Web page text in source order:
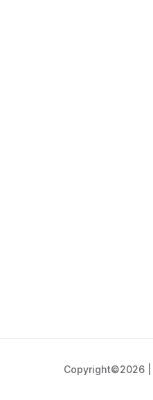
Copyright©2026 |